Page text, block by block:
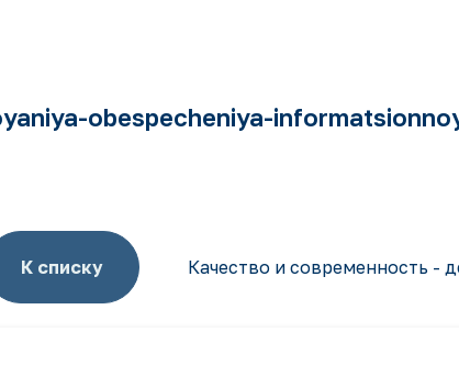
obespecheniya-
К списку Качество и современность -